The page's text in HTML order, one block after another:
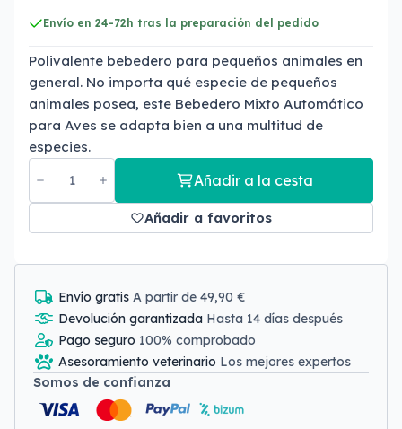
Envío en 24-72h tras la preparación del pedido
Polivalente bebedero para pequeños animales en
general. No importa qué especie de pequeños
animales posea, este Bebedero Mixto Automático
para Aves se adapta bien a una multitud de
especies.
Añadir a la cesta
Añadir a favoritos
Envío gratis A partir de 49,90 €
Devolución garantizada Hasta 14 días después
Pago seguro 100% comprobado
Asesoramiento veterinario Los mejores expertos
Somos de confianza